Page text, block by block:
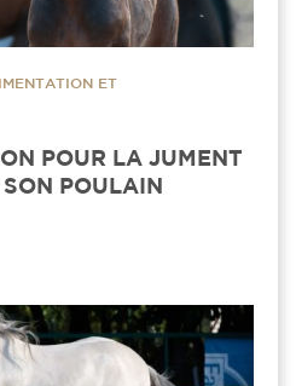
ET
POUR LA JUMENT
POULAIN